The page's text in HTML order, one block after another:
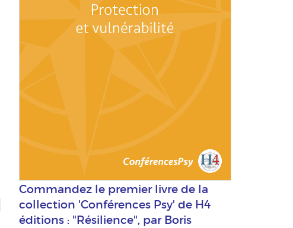
Commandez le premier livre de la
collection 'Conférences Psy' de H4
éditions : "Résilience", par Boris